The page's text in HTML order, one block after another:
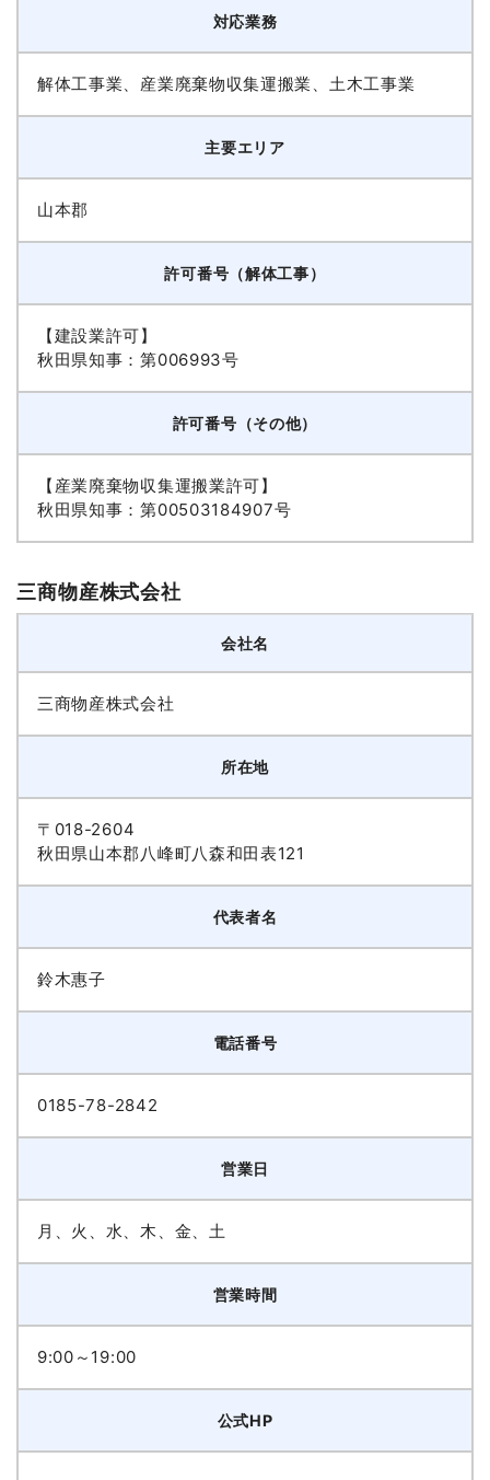
対応業務
解体工事業、産業廃棄物収集運搬業、土木工事業
主要エリア
山本郡
許可番号（解体工事）
【建設業許可】
秋田県知事：第006993号
許可番号（その他）
【産業廃棄物収集運搬業許可】
秋田県知事：第00503184907号
三商物産株式会社
会社名
三商物産株式会社
所在地
〒018-2604
秋田県山本郡八峰町八森和田表121
代表者名
鈴木惠子
電話番号
0185-78-2842
営業日
月、火、水、木、金、土
営業時間
9:00～19:00
公式HP